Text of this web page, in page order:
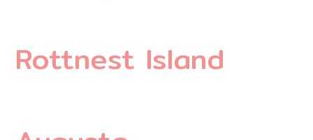
Rottnest Island